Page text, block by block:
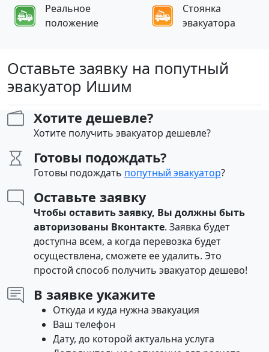
Реальное
положение
Стоянка
эвакуатора
Оставьте заявку на попутный
эвакуатор Ишим
Хотите дешевле?
Хотите получить эвакуатор дешевле?
Готовы подождать?
Готовы подождать попутный эвакуатор?
Оставьте заявку
Чтобы оставить заявку, Вы должны быть
авторизованы Вконтакте. Заявка будет
доступна всем, а когда перевозка будет
осуществлена, сможете ее удалить. Это
простой способ получить эвакуатор дешево!
В заявке укажите
Откуда и куда нужна эвакуация
Ваш телефон
Дату, до которой актуальна услуга